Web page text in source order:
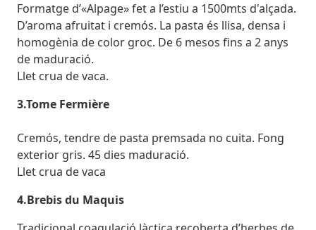
Formatge d’«Alpage» fet a l’estiu a 1500mts d'alçada.
D’aroma afruitat i cremós. La pasta és llisa, densa i
homogènia de color groc. De 6 mesos fins a 2 anys
de maduració.
Llet crua de vaca.
3.Tome Fermière
Cremós, tendre de pasta premsada no cuita. Fong
exterior gris. 45 dies maduració.
Llet crua de vaca
4.Brebis du Maquis